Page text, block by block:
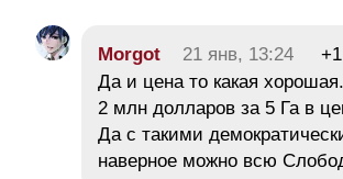
Morgot 21 янв, 13:24
+1
Да и цена то какая хорошая.
2 млн долларов за 5 Га в
Да с такими
наверное можно всю